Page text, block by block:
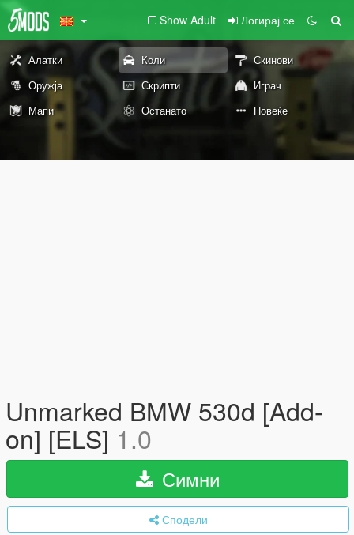
Show Adult Логирај се
Алатки Коли
Скинови
Оружја
Скрипти
Играч
Мапи
Останато Повеќе
Unmarked BMW 530d [Add-
on] [ELS] 1.0
Симни
Сподели